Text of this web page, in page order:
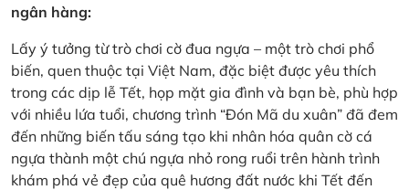
ngân hàng:
Lấy ý tưởng từ trò chơi cờ đua ngựa – một trò chơi phổ
biến, quen thuộc tại Việt Nam, đặc biệt được yêu thích
trong các dịp lễ Tết, họp mặt gia đình và bạn bè, phù hợp
với nhiều lứa tuổi, chương trình “Đón Mã du xuân” đã đem
đến những biến tấu sáng tạo khi nhân hóa quân cờ cá
ngựa thành một chú ngựa nhỏ rong ruổi trên hành trình
khám phá vẻ đẹp của quê hương đất nước khi Tết đến